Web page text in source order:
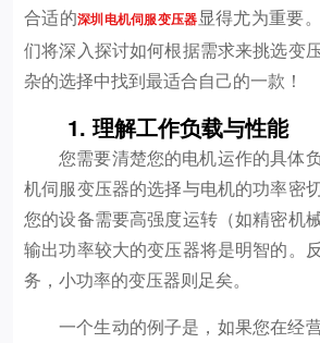
合适的深圳电机伺服变压器 显得尤为重要
们将深入探讨如何根据需求来挑选变
杂的选择中找到最适合自己的一款！
1. 理解工作负载与性能
您需要清楚您的电机运作的具体
机伺服变压器的选择与电机的功率密
您的设备需要高强度运转（如精密机
输出功率较大的变压器将是明智的。
务，小功率的变压器则足矣。
一个生动的例子是，如果您在经